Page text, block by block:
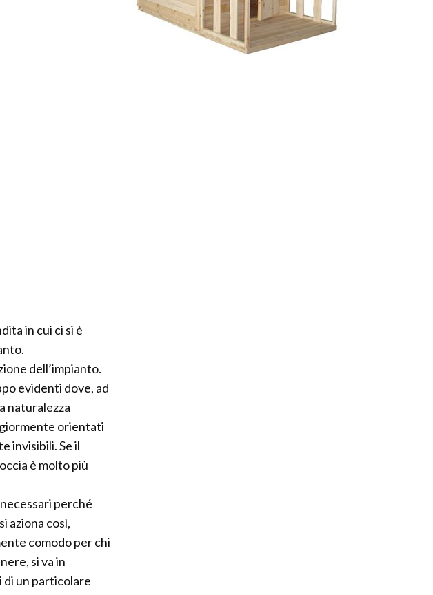
in cui ci si è
dell’impianto.
evidenti dove, ad
naturalezza
orientati
invisibili. Se il
è molto più
perché
aziona così,
comodo per chi
si va in
di un particolare